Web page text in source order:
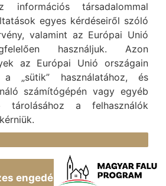
János utca 2.
információs társadalommal
egyes kérdéseiről szóló
valamint az Európai Unió
használjuk. Azon
az Európai Unió országain
„sütik” használatához, és
számítógépén vagy egyéb
tárolásához a felhasználók
engedélyezése